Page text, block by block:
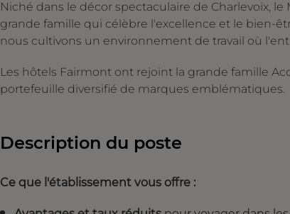
Niché dans le décor spectaculaire de Charlevoix,
grande famille qui célèbre l'excellence et le bien-
nous cultivons un environnement de travail où
Les hôtels Fairmont ont rejoint la grande famille
portefeuille diversifié de marques emblématiques.
Description du poste
Ce que l'établissement vous offre :